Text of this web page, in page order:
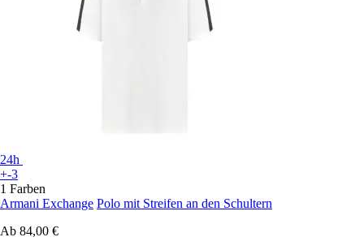
24h
+-3
1 Farben
Armani Exchange Polo mit Streifen an den Schultern
Ab 84,00 €